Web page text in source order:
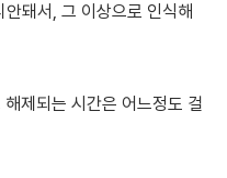
돼서, 그 이상으로 인식해
제되는 시간은 어느정도 걸